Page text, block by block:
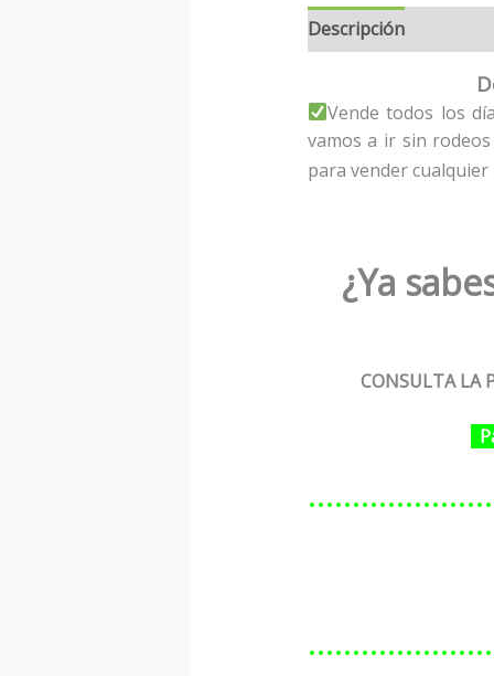
Descripción
Vende todos los
vamos a ir sin
para vender
¿Ya
CONSULTA LA